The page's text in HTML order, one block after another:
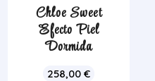
Chloe Sweet
Efecto Piel
Dormida
258,00€